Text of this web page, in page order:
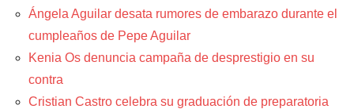
Ángela Aguilar desata rumores de embarazo durante el
cumpleaños de Pepe Aguilar
Kenia Os denuncia campaña de desprestigio en su
contra
Cristian Castro celebra su graduación de preparatoria